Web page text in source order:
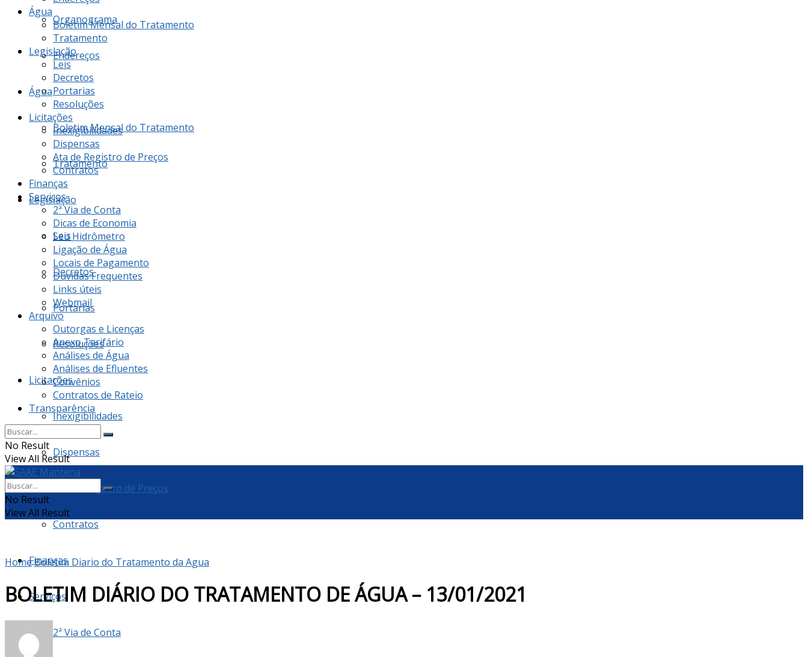
Organograma
Endereços
Água
Boletim Mensal do Tratamento
Tratamento
Legislação
Leis
Decretos
Portarias
Resoluções
Licitações
Inexigibilidades
Dispensas
Ata de Registro de Preços
Contratos
Finanças
Serviços
2ª Via de Conta
Água
Boletim Mensal do Tratamento
Tratamento
Legislação
Leis
Decretos
Portarias
Resoluções
Licitações
Inexigibilidades
Dispensas
Ata de Registro de Preços
Contratos
Finanças
Serviços
2ª Via de Conta
Dicas de Economia
Seu Hidrômetro
Ligação de Água
Locais de Pagamento
Dúvidas Frequentes
Links úteis
Webmail
Arquivo
Outorgas e Licenças
Anexo Tarifário
Análises de Água
Análises de Efluentes
Convênios
Contratos de Rateio
Transparência
No Result
View All Result
No Result
View All Result
HomeBoletim Diario do Tratamento da Agua
BOLETIM DIÁRIO DO TRATAMENTO DE ÁGUA – 13/01/2021